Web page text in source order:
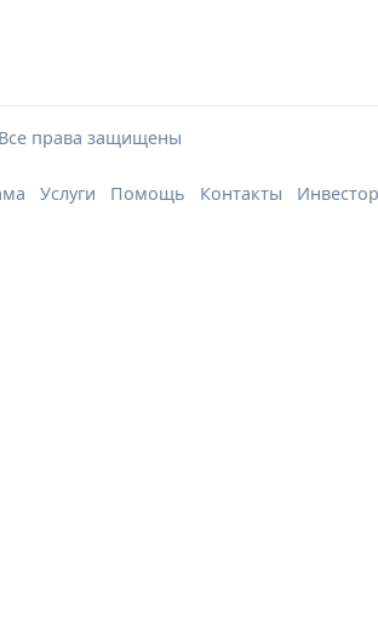
права защищены
Услуги Помощь Контакты